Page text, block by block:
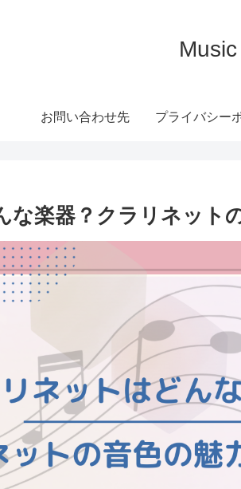
お問い合わせ先
な楽器？クラリネット